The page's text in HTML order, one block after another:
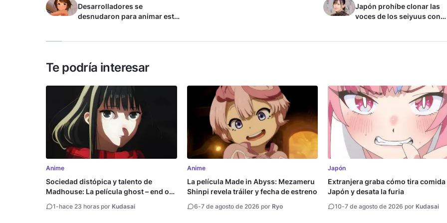
Desarrolladores se
desnudaron para animar este
Japón prohíbe clonar las
voces de los seiyuus con
Te podría interesar
Anime
Sociedad distópica y talento de
Madhouse: La película ghost – end of
1-hace 23 horas por Kudasai
Anime
La película Made in Abyss: Mezameru
Shinpi revela tráiler y fecha de estreno
6-7 de agosto de 2026 por Ryo
Japón
Extranjera graba cómo tira comida
Japón y desata la furia
10-7 de agosto de 2026 por Kudasai